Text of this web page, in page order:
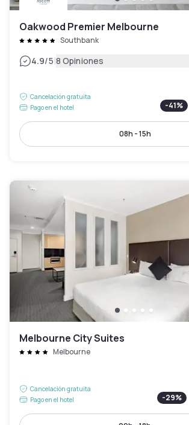
Oakwood Premier Melbourne
Southbank
4.9/5|8 Opiniones
Cancelación gratuita
Pago en el hotel
-41%
08h - 15h
Melbourne City Suites
Melbourne
Cancelación gratuita
Pago en el hotel
-29%